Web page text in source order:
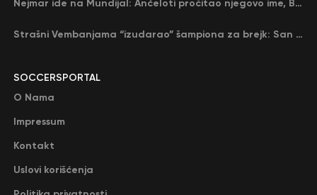
SOCCERSPORTAL
O Nama
Impressum
Kontakt
Uslovi korišćenja
Strašni Vembanjama “izudarao” šampiona za brejk: San Antonio poveo protiv Oklahome